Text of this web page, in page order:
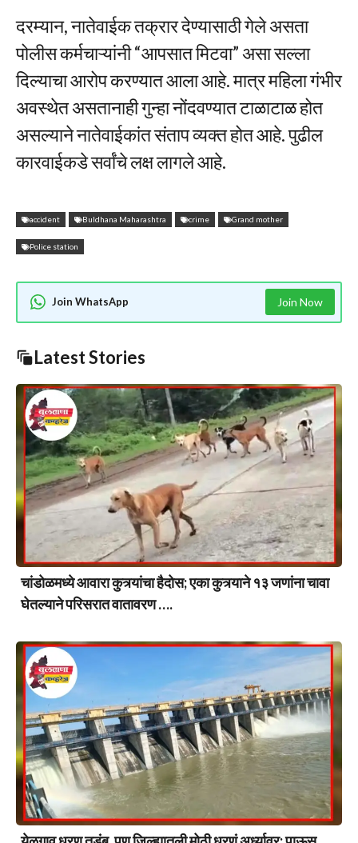
दरम्यान, नातेवाईक तक्रार देण्यासाठी गेले असता
पोलीस कर्मचाऱ्यांनी “आपसात मिटवा” असा सल्ला
दिल्याचा आरोप करण्यात आला आहे. मात्र महिला गंभीर
अवस्थेत असतानाही गुन्हा नोंदवण्यात टाळाटाळ होत
असल्याने नातेवाईकांत संताप व्यक्त होत आहे. पुढील
कारवाईकडे सर्वांचे लक्ष लागले आहे.
accident Buldhana Maharashtra crime Grand mother
Police station
Join WhatsApp Join Now
Latest Stories
चांडोळमध्ये आवारा कुत्र्यांचा हैदोस; एका कुत्र्याने १३ जणांना चावा
घेतल्याने परिसरात वातावरण ….